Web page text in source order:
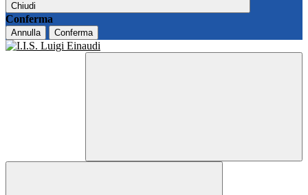
Chiudi
Conferma
Annulla Conferma